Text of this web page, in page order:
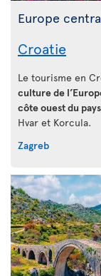
Europe
Croatie
Le tourisme en
culture de
côte ouest du pays
Hvar et Korcula.
Zagreb